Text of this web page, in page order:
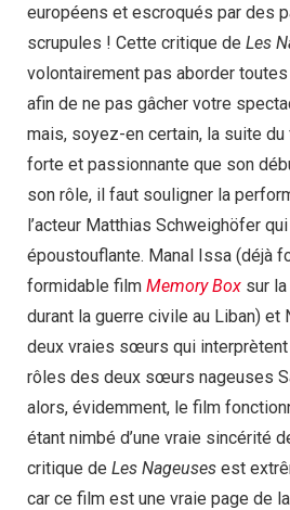
européens et escroqués par des
scrupules ! Cette critique de Les
volontairement pas aborder
afin de ne pas gâcher votre
mais, soyez-en certain, la suite
forte et passionnante que son
son rôle, il faut souligner la
l’acteur Matthias Schweighöfer
époustouflante. Manal Issa (déjà
formidable film Memory Box sur
durant la guerre civile au Liban) et
deux vraies sœurs qui
rôles des deux sœurs nageuses
alors, évidemment, le film
étant nimbé d’une vraie sincérité
critique de Les Nageuses est
car ce film est une vraie page de